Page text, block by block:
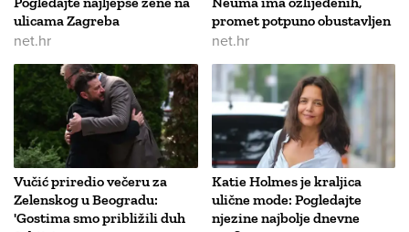
ulicama Zagreba
net.hr
promet potpuno obustavljen
net.hr
Vučić priredio večeru za
Zelenskog u Beogradu:
'Gostima smo približili duh
Katie Holmes je kraljica
ulične mode: Pogledajte
njezine najbolje dnevne